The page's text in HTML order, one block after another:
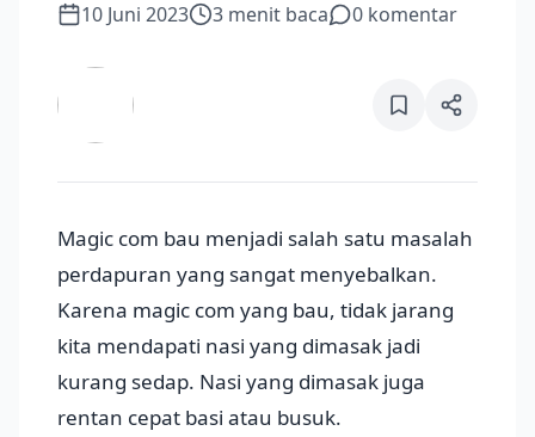
10 Juni 2023 3 menit baca 0 komentar
Magic com bau menjadi salah satu masalah
perdapuran yang sangat menyebalkan.
Karena magic com yang bau, tidak jarang
kita mendapati nasi yang dimasak jadi
kurang sedap. Nasi yang dimasak juga
rentan cepat basi atau busuk.